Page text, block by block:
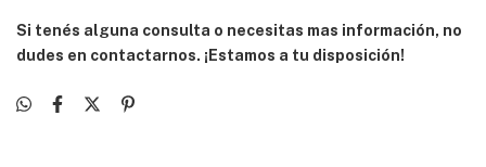
Si tenés alguna consulta o necesitas mas información, no
dudes en contactarnos. ¡Estamos a tu disposición!